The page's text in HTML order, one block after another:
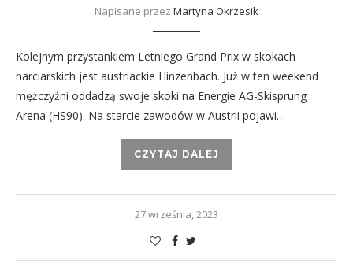
Napisane przez Martyna Okrzesik
Kolejnym przystankiem Letniego Grand Prix w skokach
narciarskich jest austriackie Hinzenbach. Już w ten weekend
mężczyźni oddadzą swoje skoki na Energie AG-Skisprung
Arena (HS90). Na starcie zawodów w Austrii pojawi…
CZYTAJ DALEJ
27 września, 2023